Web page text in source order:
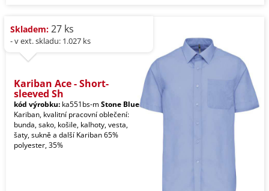
Skladem: 27 ks
- v ext. skladu: 1.027 ks
Kariban Ace - Short-
sleeved Sh
kód výrobku: ka551bs-mStone Blue
Kariban, kvalitní pracovní oblečení:
bunda, sako, košile, kalhoty, vesta,
šaty, sukně a další Kariban 65%
polyester, 35%